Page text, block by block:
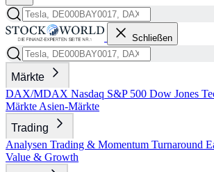
Schließen
Märkte
DAX/MDAX Nasdaq S&P 500 Dow Jones
Märkte Asien-Märkte
Trading
Analysen Trading & Momentum Turnaround
Value & Growth